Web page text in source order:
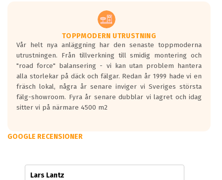
TOPPMODERN UTRUSTNING
Vår helt nya anläggning har den senaste toppmoderna
utrustningen. Från tillverkning till smidig montering och
"road force" balansering - vi kan utan problem hantera
alla storlekar på däck och fälgar. Redan år 1999 hade vi en
fräsch lokal, några år senare inviger vi Sveriges största
fälg-showroom. Fyra år senare dubblar vi lagret och idag
sitter vi på närmare 4500 m2
GOOGLE RECENSIONER
Lars Lantz